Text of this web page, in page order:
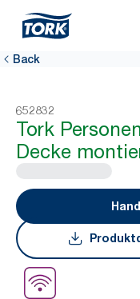
Back
652832
Tork
Decke